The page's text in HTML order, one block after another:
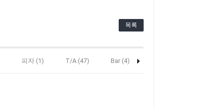
목록
피자 (1) T/A (47) Bar (4)